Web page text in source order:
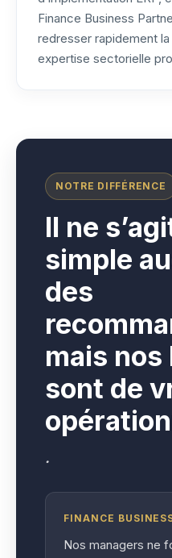
Finance Business
redresser rapidement
expertise sectorielle
NOTRE DIFFÉRENCE
Il ne
simple
des
mais
sont de
.
FINANCE
Nos managers ne